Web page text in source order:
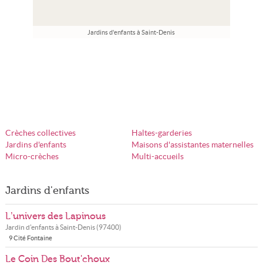
Jardins d'enfants à Saint-Denis
Crèches collectives
Haltes-garderies
Jardins d'enfants
Maisons d'assistantes maternelles
Micro-crèches
Multi-accueils
Jardins d'enfants
L’univers des Lapinous
Jardin d'enfants àSaint-Denis(97400)
9 Cité Fontaine
Le Coin Des Bout'choux